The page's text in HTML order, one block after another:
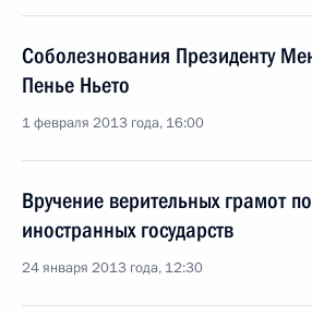
Соболезнования Президенту
Пенье Ньето
1 февраля 2013 года, 16:00
Вручение верительных грамот
иностранных государств
24 января 2013 года, 12:30